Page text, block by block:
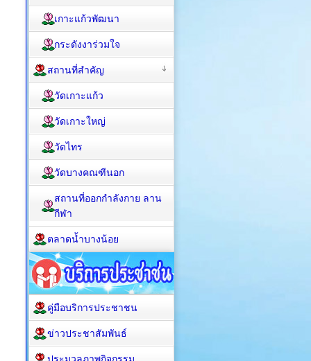
เกาะแก้วพัฒนา
กระดังงาร่วมใจ
สถานที่สำคัญ
วัดเกาะแก้ว
วัดเกาะใหญ่
วัดไทร
วัดบางคณฑีนอก
สถานที่ออกกำลังกาย ลาน
กีฬา
ตลาดน้ำบางน้อย
คู่มือบริการประชาชน
ข่าวประชาสัมพันธ์